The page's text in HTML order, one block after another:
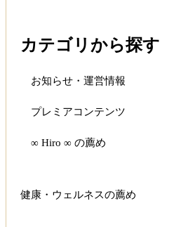
カテゴリから探す
お知らせ・運営情報
プレミアコンテンツ
∞ Hiro ∞ の薦め
健康・ウェルネスの薦め